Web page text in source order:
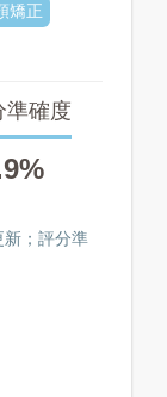
矯正
準確度
；評分準